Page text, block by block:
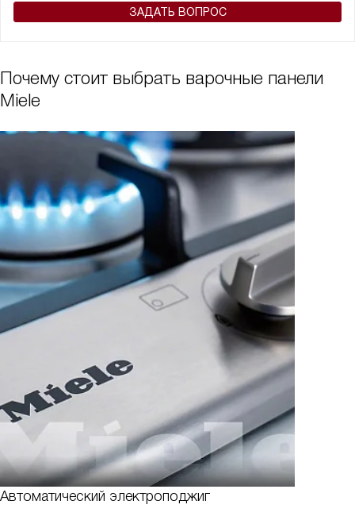
ЗАДАТЬ ВОПРОС
Почему стоит выбрать варочные панели
Miele
Автоматический электроподжиг